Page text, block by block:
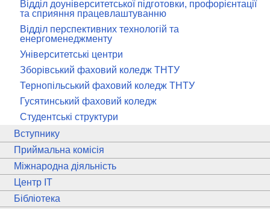
Відділ доуніверситетської підготовки, профорієнтації
та сприяння працевлаштуванню
Відділ перспективних технологій та
енергоменеджменту
Університетські центри
Зборівський фаховий коледж ТНТУ
Тернопільський фаховий коледж ТНТУ
Гусятинський фаховий коледж
Студентські структури
Вступнику
Приймальна комісія
Міжнародна діяльність
Центр ІТ
Бібліотека